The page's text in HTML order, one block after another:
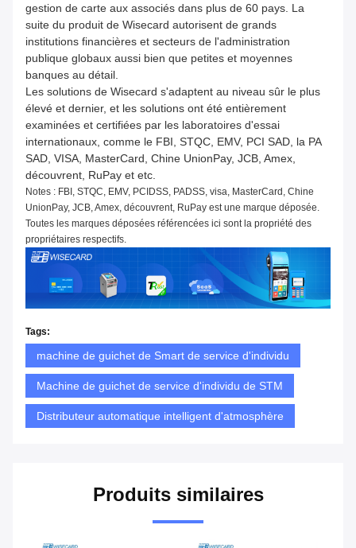
gestion de carte aux associés dans plus de 60 pays. La
suite du produit de Wisecard autorisent de grands
institutions financières et secteurs de l'administration
publique globaux aussi bien que petites et moyennes
banques au détail.
Les solutions de Wisecard s'adaptent au niveau sûr le plus
élevé et dernier, et les solutions ont été entièrement
examinées et certifiées par les laboratoires d'essai
internationaux, comme le FBI, STQC, EMV, PCI SAD, la PA
SAD, VISA, MasterCard, Chine UnionPay, JCB, Amex,
découvrent, RuPay et etc.
Notes : FBI, STQC, EMV, PCIDSS, PADSS, visa, MasterCard, Chine
UnionPay, JCB, Amex, découvrent, RuPay est une marque déposée.
Toutes les marques déposées référencées ici sont la propriété des
propriétaires respectifs.
Tags:
machine de guichet de Smart de service d'individu
Machine de guichet de service d'individu de STM
Distributeur automatique intelligent d'atmosphère
Produits similaires